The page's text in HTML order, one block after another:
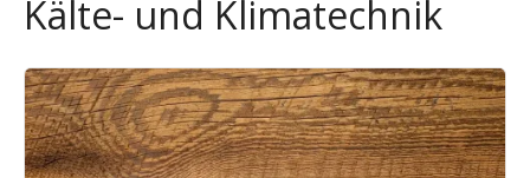
Kälte- und Klimatechnik